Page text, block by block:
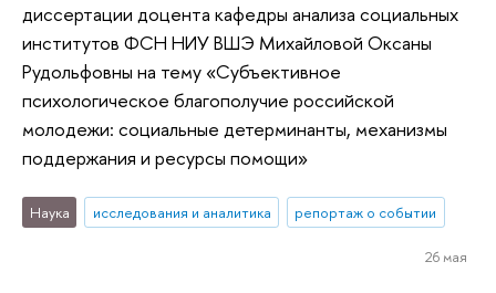
диссертации доцента кафедры анализа социальных
институтов ФСН НИУ ВШЭ Михайловой Оксаны
Рудольфовны на тему «Субъективное
психологическое благополучие российской
молодежи: социальные детерминанты, механизмы
поддержания и ресурсы помощи»
Наука исследования и аналитика репортаж о событии
26 мая